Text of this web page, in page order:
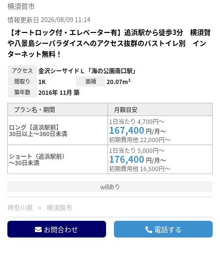
横須賀市
情報更新日 2026/08/09 11:14
【オートロック付・エレベーター有】追浜駅から徒歩3分 横須賀
や八景島シーパラダイスへのアクセス抜群のバストイレ別 イン
ターネット無料！
アクセス 金沢シーサイドＬ「海の公園南口駅」
間取り 1K 面積 20.07m²
築年数 2016年 11月 築
プラン名・期間 月額目安
ロング【追浜駅前】
30日以上～360日未満
1日当たり 4,700円～
167,400 円/月～
初期費用他 22,000円～
ショート（追浜駅前）
～30日未満
1日当たり 5,000円～
176,400 円/月～
初期費用他 16,500円～
wifiあり
神奈川県 横須賀市
お問合わせ 電話する